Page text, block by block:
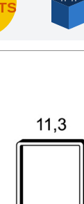
ou boîtes